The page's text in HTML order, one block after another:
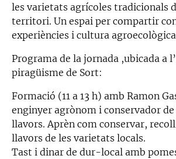
les varietats agrícoles tradicionals
territori. Un espai per compartir
experiències i cultura
Programa de la jornada ,ubicada a
piragüisme de Sort:
Formació (11 a 13 h) amb Ramon
enginyer agrònom i conservador de
llavors. Aprèn com conservar,
llavors de les varietats locals.
Tast i dinar de dur-local amb